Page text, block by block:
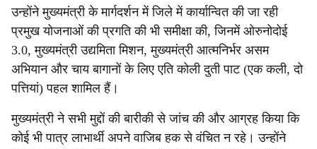
उन्होंने मुख्यमंत्री के मार्गदर्शन में जिले में कार्यान्वित की जा रही
प्रमुख योजनाओं की प्रगति की भी समीक्षा की, जिनमें ओरुनोदोई
3.0, मुख्यमंत्री उद्यमिता मिशन, मुख्यमंत्री आत्मनिर्भर असम
अभियान और चाय बागानों के लिए एति कोली दुती पाट (एक कली, दो
पत्तियां) पहल शामिल हैं।
मुख्यमंत्री ने सभी मुद्दों की बारीकी से जांच की और आग्रह किया कि
कोई भी पात्र लाभार्थी अपने वाजिब हक से वंचित न रहे। उन्होंने